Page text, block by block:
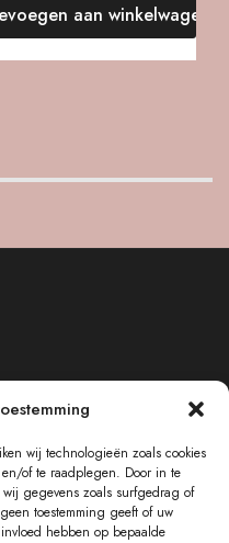
wij technologieën zoals cookies
of te raadplegen. Door in te
gegevens zoals surfgedrag of
toestemming geeft of uw
hebben op bepaalde
aan winkelwagen